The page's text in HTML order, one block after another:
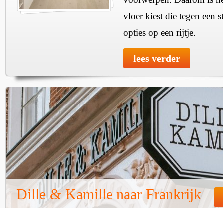
vloer kiest die tegen een
opties op een rijtje.
lees verder
Dille & Kamille naar Frankrijk